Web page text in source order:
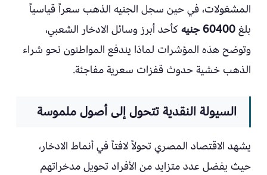
المشغولات، في حين سجل الجنيه الذهب سعراً قياسياً
بلغ60400 جنيه
كأحد أبرز وسائل الادخار الشعبي،
وتوضح هذه المؤشرات لماذا يندفع المواطنون نحو شراء
الذهب خشية حدوث قفزات سعرية مفاجئة.
السيولة النقدية تتحول إلى أصول ملموسة
يشهد الاقتصاد المصري تحولاً لافتاً في أنماط الادخار،
حيث يفضل عدد متزايد من الأفراد تحويل مدخراتهم